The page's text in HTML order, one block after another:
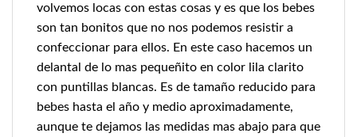
volvemos locas con estas cosas y es que los bebes
son tan bonitos que no nos podemos resistir a
confeccionar para ellos. En este caso hacemos un
delantal de lo mas pequeñito en color lila clarito
con puntillas blancas. Es de tamaño reducido para
bebes hasta el año y medio aproximadamente,
aunque te dejamos las medidas mas abajo para que